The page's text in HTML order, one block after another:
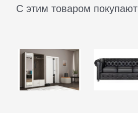
С этим товаром покупают